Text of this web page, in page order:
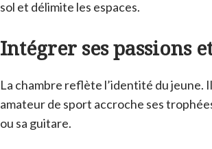
sol et délimite les espaces.
Intégrer ses passions
La chambre reflète l’identité du jeune.
amateur de sport accroche ses
ou sa guitare.